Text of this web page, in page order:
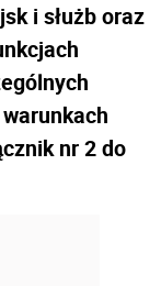
i służb oraz
nr 2 do